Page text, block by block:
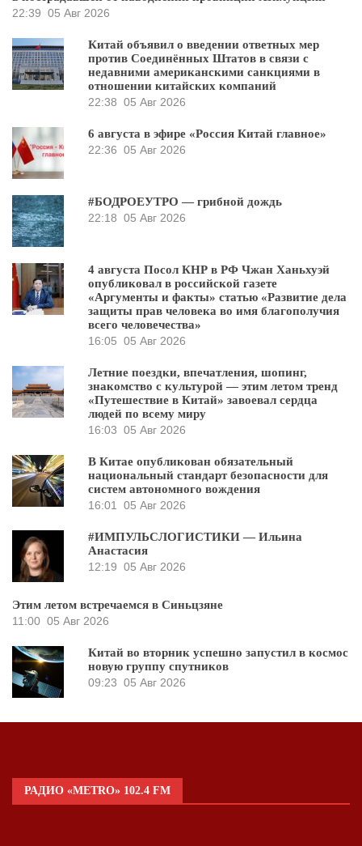
22:39 05 Авг 2026
Китай объявил о введении ответных мер
против Соединённых Штатов в связи с
недавними американскими санкциями в
отношении китайских компаний
22:38 05 Авг 2026
6 августа в эфире «Россия Китай главное»
22:36 05 Авг 2026
#БОДРОЕУТРО — грибной дождь
22:18 05 Авг 2026
4 августа Посол КНР в РФ Чжан Ханьхуэй
опубликовал в российской газете
«Аргументы и факты» статью «Развитие дела
защиты прав человека во имя благополучия
всего человечества»
16:05 05 Авг 2026
Летние поездки, впечатления, шопинг,
знакомство с культурой — этим летом тренд
«Путешествие в Китай» завоевал сердца
людей по всему миру
16:03 05 Авг 2026
В Китае опубликован обязательный
национальный стандарт безопасности для
систем автономного вождения
16:01
05 Авг 2026
#ИМПУЛЬСЛОГИСТИКИ — Ильина
Анастасия
12:19 05 Авг 2026
Этим летом встречаемся в Синьцзяне
11:00 05 Авг 2026
Китай во вторник успешно запустил в космос
новую группу спутников
09:23 05 Авг 2026
РАДИО «METRO» 102.4 FM